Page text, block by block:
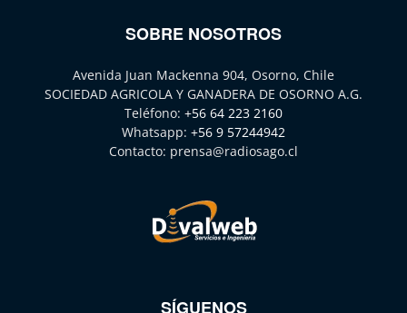
SOBRE NOSOTROS
Avenida Juan Mackenna 904, Osorno, Chile
SOCIEDAD AGRICOLA Y GANADERA DE OSORNO A.G.
Teléfono: +56 64 223 2160
Whatsapp: +56 9 57244942
Contacto: prensa@radiosago.cl
SÍGUENOS